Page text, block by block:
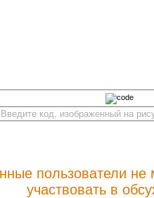
пользователи
участвовать в